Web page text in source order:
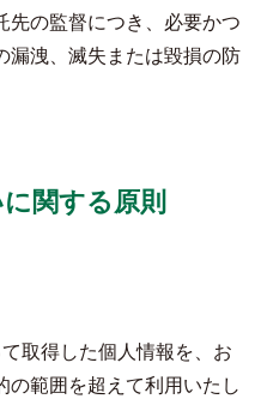
先の監督につき、必要かつ
漏洩、滅失または毀損の防
関する原則
取得した個人情報を、お
の範囲を超えて利用いたし